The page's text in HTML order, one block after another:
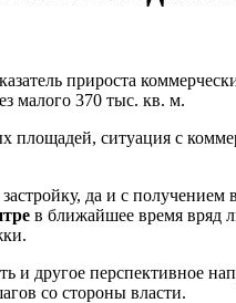
прироста
малого 370 тыс. кв. м.
ситуация с
да и с
в ближайшее время вряд
и другое перспективное
со стороны власти.